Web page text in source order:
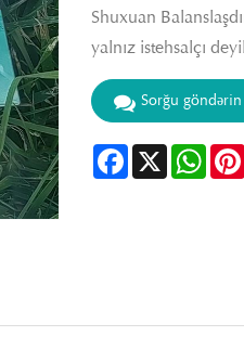
Shuxuan
yalnız istehsalçı
Sorğu göndərin
Facebook
X